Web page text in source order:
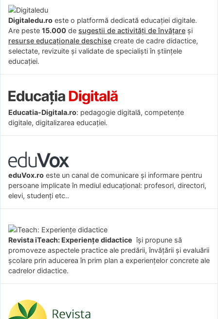
Digitaledu.ro este o platformă dedicată educației digitale.
Are peste 15.000 de sugestii de activități de învățare și
resurse educaționale deschise create de cadre didactice,
selectate, revizuite și validate de specialiști în științele
educației.
Educatia-Digitala.ro: pedagogie digitală, competențe
digitale, digitalizarea educației.
eduVox.ro este un canal de comunicare și informare pentru
persoane implicate în mediul educațional: profesori, directori,
elevi, studenți etc..
Revista iTeach: Experienţe didactice îşi propune să
promoveze aspectele practice ale predării, învăţării şi evaluării
şcolare prin aducerea în prim plan a experienţelor concrete ale
cadrelor didactice.